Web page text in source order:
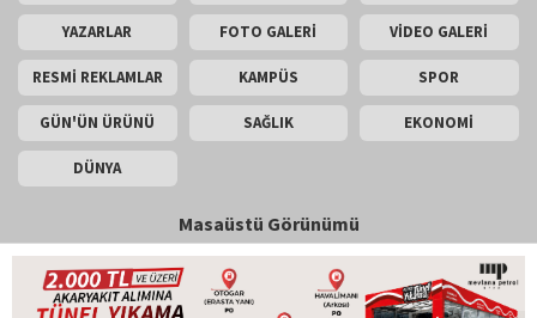
YAZARLAR FOTO GALERİ VİDEO GALERİ
RESMİ REKLAMLAR KAMPÜS SPOR
GÜN'ÜN ÜRÜNÜ SAĞLIK EKONOMİ
DÜNYA
Masaüstü Görünümü
İletişim
Copyright © 2026 Gün Haber